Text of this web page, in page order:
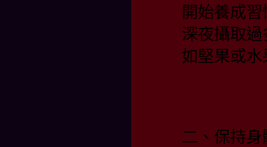
開始養成
深夜攝取
如堅果或
二、保持